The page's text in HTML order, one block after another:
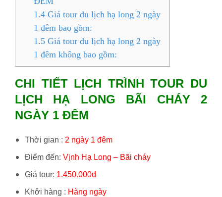
1.4 Giá tour du lịch hạ long 2 ngày
1 đêm bao gồm:
1.5 Giá tour du lịch hạ long 2 ngày
1 đêm không bao gồm:
CHI TIẾT LỊCH TRÌNH TOUR DU
LỊCH HẠ LONG BÃI CHÁY 2
NGÀY 1 ĐÊM
Thời gian : 2 ngày 1 đêm
Điểm đến: Vịnh Hạ Long – Bãi cháy
Giá tour: 1.450.000đ
Khởi hàng : Hàng ngày